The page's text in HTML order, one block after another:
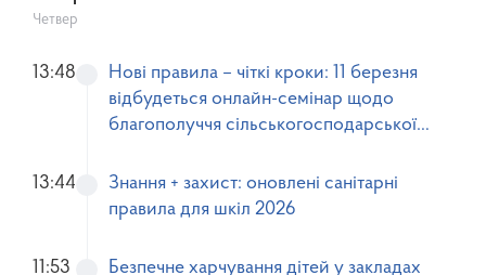
Четвер
Нові правила – чіткі кроки: 11 березня
відбудеться онлайн-семінар щодо
благополуччя сільськогосподарської
13:48
Знання + захист: оновлені санітарні
правила для шкіл 2026
13:44
Безпечне харчування дітей у закладах
11:53